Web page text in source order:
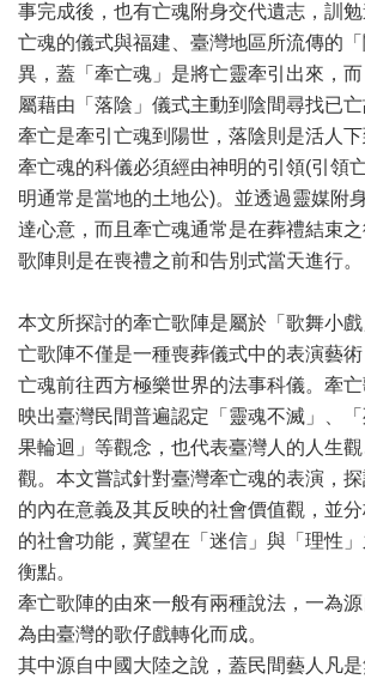
事完成後，也有亡魂附身交代遺志，訓
亡魂的儀式與福建、臺灣地區所流傳的
異，蓋「牽亡魂」是將亡靈牽引出來，
屬藉由「落陰」儀式主動到陰間尋找已亡
牽亡是牽引亡魂到陽世，落陰則是活人下
牽亡魂的科儀必須經由神明的引領(引領
明通常是當地的土地公)。並透過靈媒附
達心意，而且牽亡魂通常是在葬禮結束
歌陣則是在喪禮之前和告別式當天進行。
本文所探討的牽亡歌陣是屬於「歌舞小
亡歌陣不僅是一種喪葬儀式中的表演藝
亡魂前往西方極樂世界的法事科儀。牽
映出臺灣民間普遍認定「靈魂不滅」、
果輪迴」等觀念，也代表臺灣人的人生
觀。本文嘗試針對臺灣牽亡魂的表演，
的內在意義及其反映的社會價值觀，並
的社會功能，冀望在「迷信」與「理性
衡點。
牽亡歌陣的由來一般有兩種說法，一為
為由臺灣的歌仔戲轉化而成。
其中源自中國大陸之說，蓋民間藝人凡